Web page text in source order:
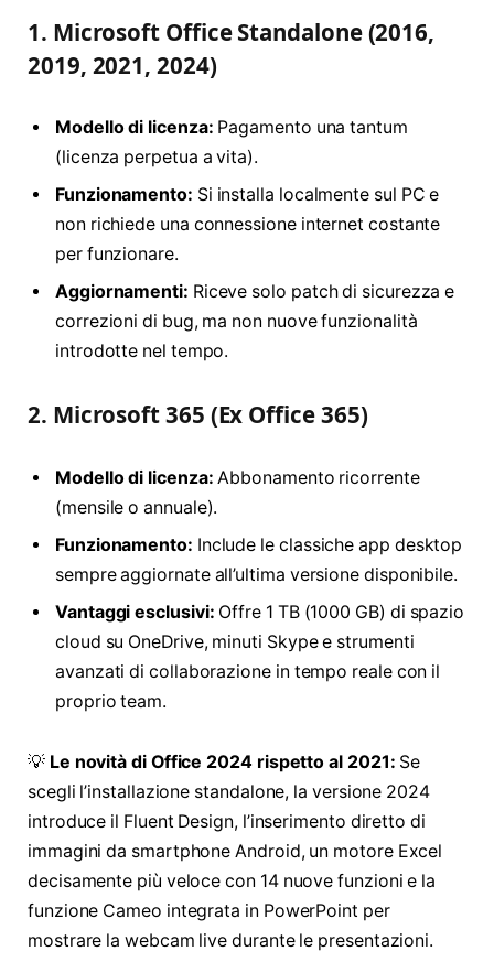
1. Microsoft Office Standalone (2016,
2019, 2021, 2024)
Modello di licenza: Pagamento una tantum
(licenza perpetua a vita).
Funzionamento: Si installa localmente sul PC e
non richiede una connessione internet costante
per funzionare.
Aggiornamenti: Riceve solo patch di sicurezza e
correzioni di bug, ma non nuove funzionalità
introdotte nel tempo.
2. Microsoft 365 (Ex Office 365)
Modello di licenza: Abbonamento ricorrente
(mensile o annuale).
Funzionamento: Include le classiche app desktop
sempre aggiornate all’ultima versione disponibile.
Vantaggi esclusivi: Offre 1 TB (1000 GB) di spazio
cloud su OneDrive, minuti Skype e strumenti
avanzati di collaborazione in tempo reale con il
proprio team.
💡 Le novità di Office 2024 rispetto al 2021: Se
scegli l’installazione standalone, la versione 2024
introduce il Fluent Design, l’inserimento diretto di
immagini da smartphone Android, un motore Excel
decisamente più veloce con 14 nuove funzioni e la
funzione Cameo integrata in PowerPoint per
mostrare la webcam live durante le presentazioni.